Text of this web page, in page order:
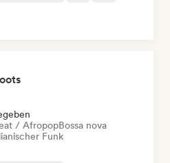
/ AfropopBossa nova
Funk